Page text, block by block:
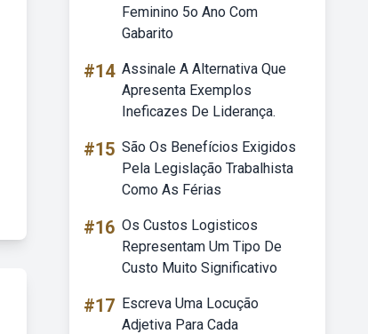
Feminino 5o Ano Com
Gabarito
#14 Assinale A Alternativa Que
Apresenta Exemplos
Ineficazes De Liderança.
#15 São Os Benefícios Exigidos
Pela Legislação Trabalhista
Como As Férias
#16 Os Custos Logisticos
Representam Um Tipo De
Custo Muito Significativo
#17 Escreva Uma Locução
Adjetiva Para Cada